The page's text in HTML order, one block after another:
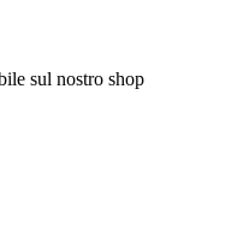
sul nostro shop